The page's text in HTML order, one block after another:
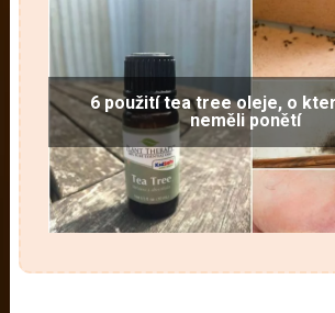
6 použití tea tree oleje, o
neměli ponětí